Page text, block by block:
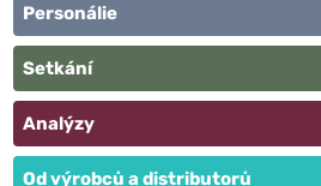
Personálie
Setkání
Analýzy
Od výrobců a distributorů